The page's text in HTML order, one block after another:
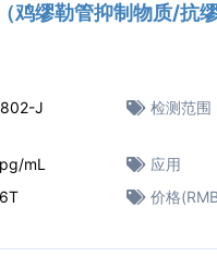
缪勒管抑制物质/抗缪
J 检测范围
mL 应用
价格